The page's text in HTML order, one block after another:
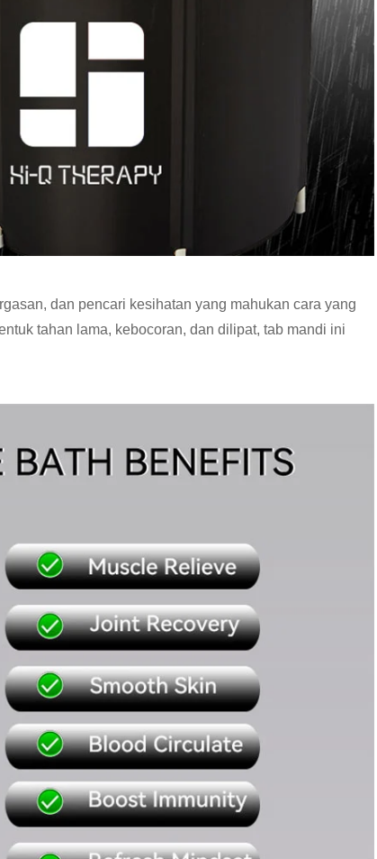
dan pencari kesihatan yang mahukan cara yang
tahan lama, kebocoran, dan dilipat, tab mandi ini